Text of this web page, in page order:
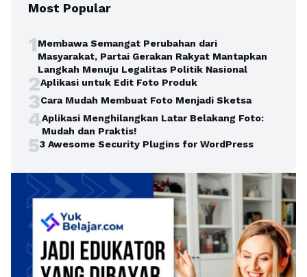
Most Popular
1Membawa Semangat Perubahan dari
Masyarakat, Partai Gerakan Rakyat Mantapkan
Langkah Menuju Legalitas Politik Nasional
2Aplikasi untuk Edit Foto Produk
3Cara Mudah Membuat Foto Menjadi Sketsa
4Aplikasi Menghilangkan Latar Belakang Foto:
Mudah dan Praktis!
53 Awesome Security Plugins for WordPress